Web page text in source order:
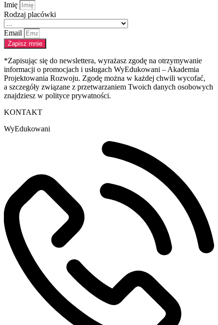
Imię
Rodzaj placówki
Email
Zapisz mnie
*Zapisując się do newslettera, wyrażasz zgodę na otrzymywanie
informacji o promocjach i usługach WyEdukowani – Akademia
Projektowania Rozwoju. Zgodę można w każdej chwili wycofać,
a szczegóły związane z przetwarzaniem Twoich danych osobowych
znajdziesz w polityce prywatności.
KONTAKT
WyEdukowani